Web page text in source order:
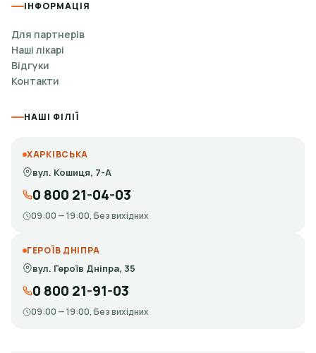
ІНФОРМАЦІЯ
Для партнерів
Наші лікарі
Відгуки
Контакти
НАШІ ФІЛІЇ
ХАРКІВСЬКА
вул. Кошиця, 7-А
0 800 21-04-03
09:00 — 19:00, Без вихідних
ГЕРОЇВ ДНІПРА
вул. Героїв Дніпра, 35
0 800 21-91-03
09:00 — 19:00, Без вихідних